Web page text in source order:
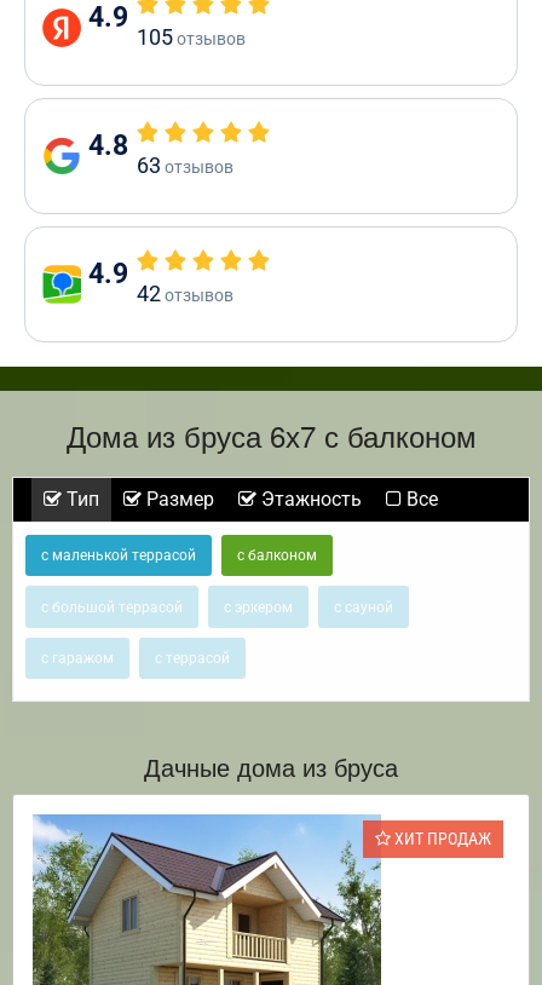
4.9
105отзывов
4.8
63 отзывов
4.9
42отзывов
Дома из бруса 6х7 с балконом
Тип Размер Этажность Все
с маленькой террасой с балконом
с большой террасой с эркером с сауной
с гаражом с террасой
Дачные дома из бруса
ХИТ ПРОДАЖ